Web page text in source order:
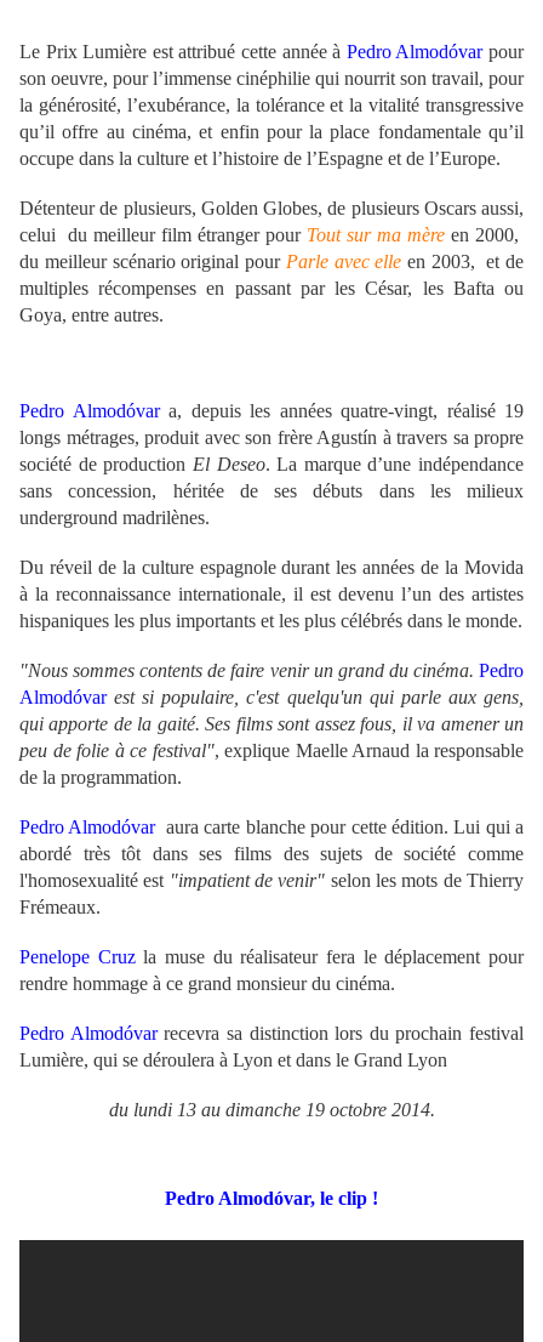
Le Prix Lumière est attribué cette année à Pedro Almodóvarpour
son oeuvre, pour l’immense cinéphilie qui nourrit son travail, pour
la générosité, l’exubérance, la tolérance et la vitalité transgressive
qu’il offre au cinéma, et enfin pour la place fondamentale qu’il
occupe dans la culture et l’histoire de l’Espagne et de l’Europe.
Détenteur de plusieurs, Golden Globes, de plusieurs Oscars aussi,
celui du meilleur film étranger pour Tout sur ma mère en 2000,
du meilleur scénario original pour Parle avec elle en 2003, et de
multiples récompenses en passant par les César, les Bafta ou
Goya, entre autres.
Pedro Almodóvara, depuis les années quatre-vingt, réalisé 19
longs métrages, produit avec son frère Agustín à travers sa propre
société de production El Deseo. La marque d’une indépendance
sans concession, héritée de ses débuts dans les milieux
underground madrilènes.
Du réveil de la culture espagnole durant les années de la Movida
à la reconnaissance internationale, il est devenu l’un des artistes
hispaniques les plus importants et les plus célébrés dans le monde.
"Nous sommes contents de faire venir un grand du cinéma. Pedro
Almodóvar est si populaire, c'est quelqu'un qui parle aux gens,
qui apporte de la gaité. Ses films sont assez fous, il va amener un
peu de folie à ce festival", explique Maelle Arnaud la responsable
de la programmation.
Pedro Almodóvar aura carte blanche pour cette édition. Lui qui a
abordé très tôt dans ses films des sujets de société comme
l'homosexualité est "impatient de venir" selon les mots de Thierry
Frémeaux.
Penelope Cruzla muse du réalisateur fera le déplacement pour
rendre hommage à ce grand monsieur du cinéma.
Pedro Almodóvarrecevra sa distinction lors du prochain festival
Lumière, qui se déroulera à Lyon et dans le Grand Lyon
du lundi 13 au dimanche 19 octobre 2014.
Pedro Almodóvar, le clip !